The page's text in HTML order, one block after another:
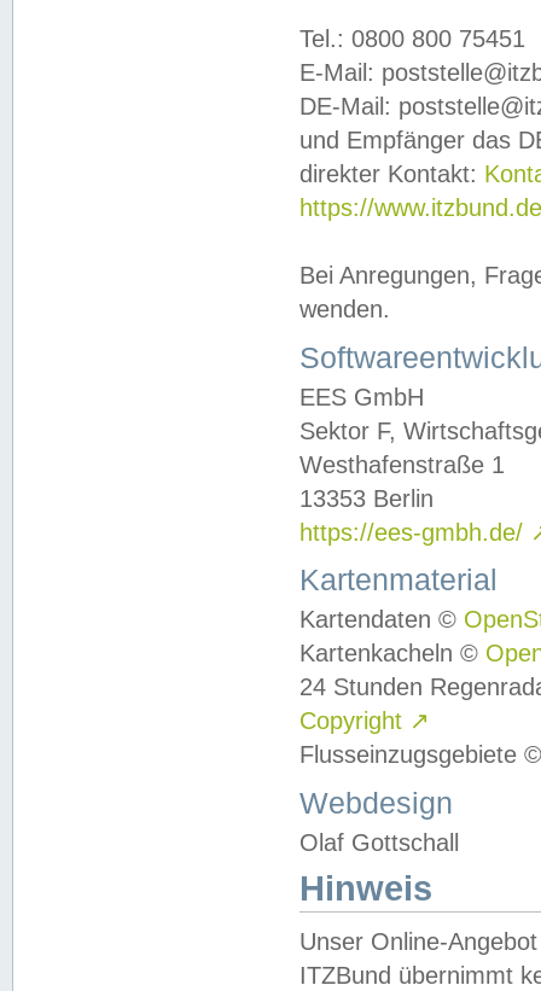
Tel.: 0800 800 75451
E-Mail:
DE-Mail:
und Empfänger das
direkter Kontakt:
https://
Bei Anregungen,
wenden.
EES GmbH
Sektor F,
Westhafenstraße 1
13353 Berlin
https://ees-gmbh.de/
Kartenmaterial
Kartendaten ©
Kartenkacheln ©
24 Stunden
Copyright ↗
Flusseinzugsgebiete
Webdesign
Olaf Gottschall
Hinweis
Unser Online-
ITZBund übernimmt